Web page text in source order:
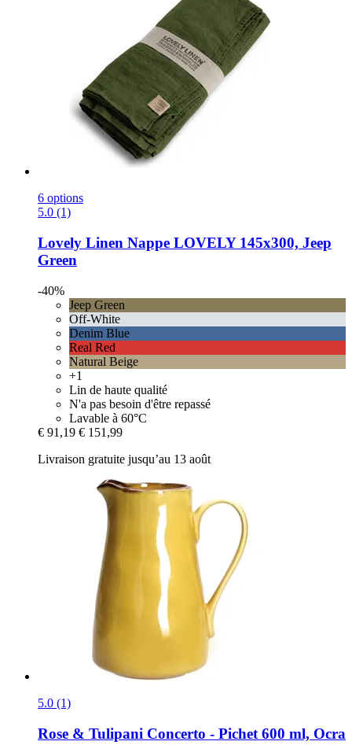
6 options
5.0 (1)
Lovely Linen Nappe LOVELY 145x300, Jeep
Green
-40%
Jeep Green
Off-White
Denim Blue
Real Red
Natural Beige
+1
Lin de haute qualité
N'a pas besoin d'être repassé
Lavable à 60°C
€ 91,19 € 151,99
Livraison gratuite jusqu’au 13 août
5.0 (1)
Rose & Tulipani Concerto -​ Pichet 600 ml, Ocra